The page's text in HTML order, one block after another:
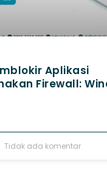
Aplikasi
Firewall:
Tidak ada komentar